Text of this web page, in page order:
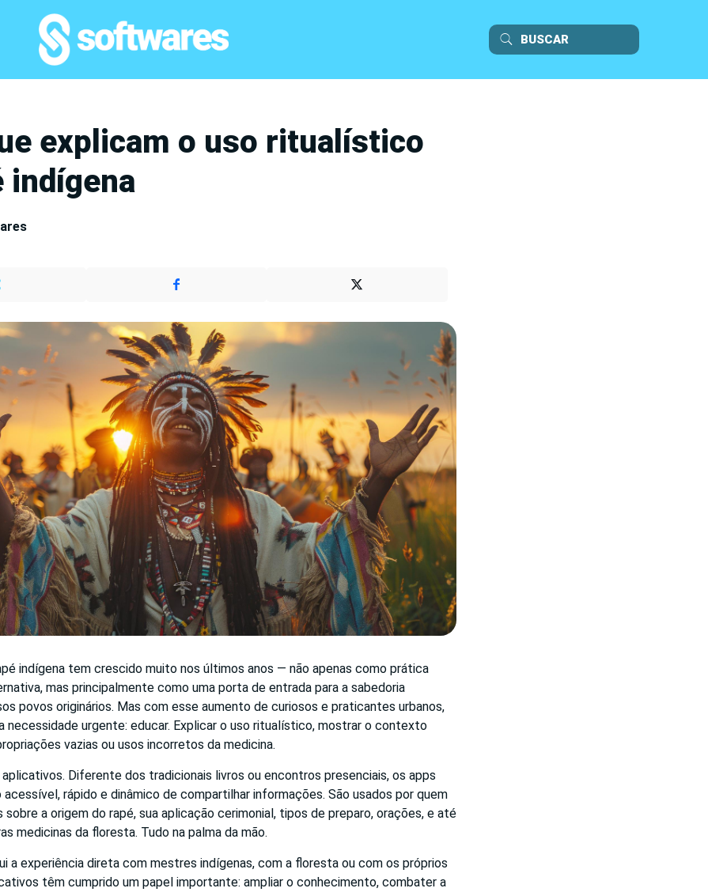
explicam o uso ritualístico
indígena
indígena tem crescido muito nos últimos anos — não apenas como prática
mas principalmente como uma porta de entrada para a sabedoria
povos originários. Mas com esse aumento de curiosos e praticantes urbanos,
necessidade urgente: educar. Explicar o uso ritualístico, mostrar o contexto
vazias ou usos incorretos da medicina.
aplicativos. Diferente dos tradicionais livros ou encontros presenciais, os apps
rápido e dinâmico de compartilhar informações. São usados por quem
sobre a origem do rapé, sua aplicação cerimonial, tipos de preparo, orações, e até
medicinas da floresta. Tudo na palma da mão.
a experiência direta com mestres indígenas, com a floresta ou com os próprios
têm cumprido um papel importante: ampliar o conhecimento, combater a